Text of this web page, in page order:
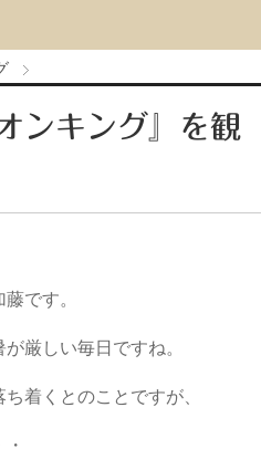
ンキング』を観
です。
厳しい毎日ですね。
着くとのことですが、